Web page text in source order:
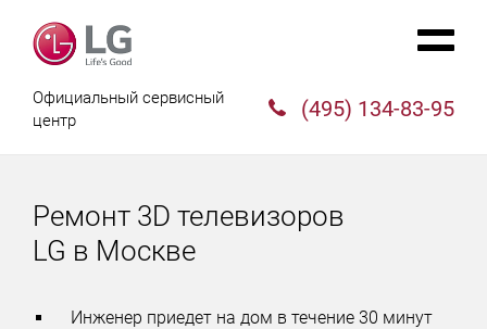
Официальный сервисный
центр
(495) 134-83-95
Ремонт 3D телевизоров
LG в Москве
Инженер приедет на дом в течение 30 минут